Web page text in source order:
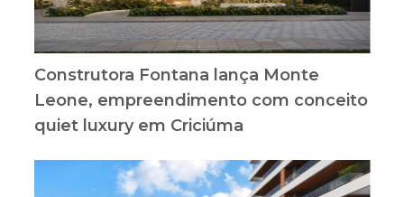
Construtora Fontana lança Monte
Leone, empreendimento com conceito
quiet luxury em Criciúma